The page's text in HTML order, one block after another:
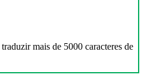
mais de 5000 caracteres de